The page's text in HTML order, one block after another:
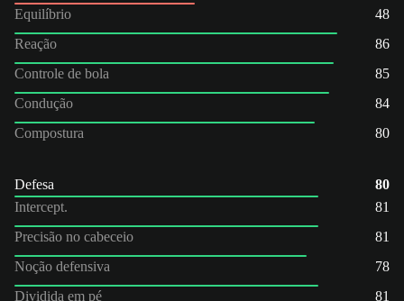
Equilíbrio
48
Reação
86
Controle de bola
85
Condução
84
Compostura
80
Defesa
80
Intercept.
81
Precisão no cabeceio
81
Noção defensiva
78
Dividida em pé
81